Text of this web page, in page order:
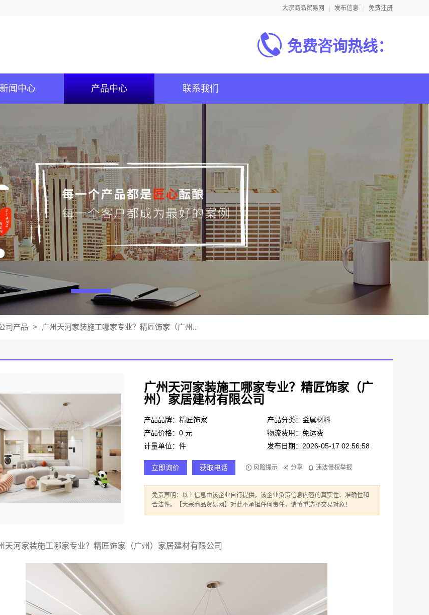
大宗商品贸易网 发布信息 免费注册
免费咨询热线：
新闻中心 产品中心 联系我们
司产品 > 广州天河家装施工哪家专业？精匠饰家（广州..
广州天河家装施工哪家专业？精匠饰家（广
州）家居建材有限公司
产品品牌：精匠饰家
产品分类：金属材料
产品价格：0 元
物流费用：免运费
计量单位：件
发布日期：2026-05-17 02:56:58
立即询价 获取电话 风险提示 分享 违法侵权举报
免责声明：以上信息由该企业自行提供，该企业负责信息内容的真实性、准确性和
合法性。【大宗商品贸易网】对此不承担任何责任，请慎重选择交易对象！
天河家装施工哪家专业？精匠饰家（广州）家居建材有限公司